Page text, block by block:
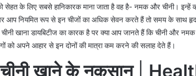
सेहत के लिए सबसे हानिकारक माना जाता है वह है- नमक और चीनी। इन्हें
आप नियमित रूप से इन चीजों का अधिक सेवन करते हैं तो समय के साथ
चीनी खाना डायबिटीज का कारक है पर क्या आप जानते हैं कि चीनी और
को अपने आहार से इन दोनों की मात्रा कम करने की सलाह देते हैं।
चीनी खाने के नुकसान|